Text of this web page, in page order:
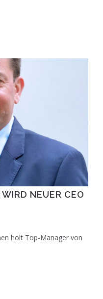
NEUER CEO
holt Top-Manager von